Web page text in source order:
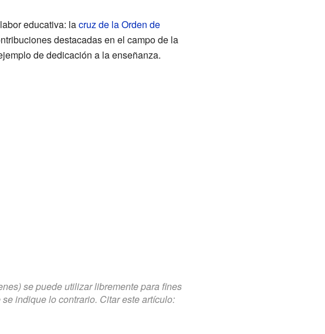
educativa: lacruz de la Orden de
destacadas en el campo de la
de dedicación a la enseñanza.
se puede utilizar libremente para fines
indique lo contrario. Citar este artículo: